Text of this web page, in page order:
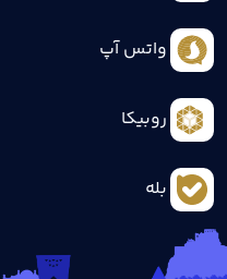
واتس آپ
روبیکا
بله